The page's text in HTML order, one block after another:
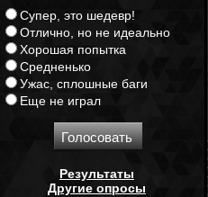
Супер, это шедевр!
Отлично, но не идеально
Хорошая попытка
Средненько
Ужас, сплошные баги
Еще не играл
Результаты
Другие опросы